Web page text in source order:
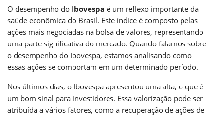
O desempenho do Ibovespa é um reflexo importante da
saúde econômica do Brasil. Este índice é composto pelas
ações mais negociadas na bolsa de valores, representando
uma parte significativa do mercado. Quando falamos sobre
o desempenho do Ibovespa, estamos analisando como
essas ações se comportam em um determinado período.
Nos últimos dias, o Ibovespa apresentou uma alta, o que é
um bom sinal para investidores. Essa valorização pode ser
atribuída a vários fatores, como a recuperação de ações de